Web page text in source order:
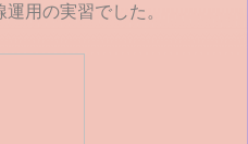
用の実習でした。